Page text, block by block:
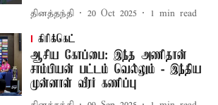
தினத்தந்தி 20 Oct 2025 1 min read
கிரிக்கெட்
ஆசிய கோப்பை: இந்த அணிதான்
சாம்பியன் பட்டம் வெல்லும் - இந்திய
முன்னாள் வீரர் கணிப்பு